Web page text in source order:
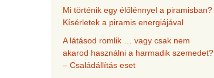
Mi történik egy élőlénnyel a piramisban?
Kísérletek a piramis energiájával
A látásod romlik … vagy csak nem
akarod használni a harmadik szemedet?
– Családállítás eset